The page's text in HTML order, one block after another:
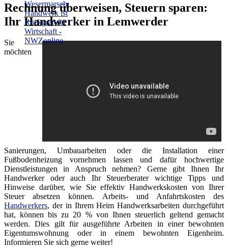
Rechnung überweisen, Steuern sparen:
Ihr Handwerker in Lemwerder
Sie
möchten
Sanierungen, Umbauarbeiten oder die Installation einer
Fußbodenheizung vornehmen lassen und dafür hochwertige
Dienstleistungen in Anspruch nehmen? Gerne gibt Ihnen Ihr
Handwerker oder auch Ihr Steuerberater wichtige Tipps und
Hinweise darüber, wie Sie effektiv Handwerkskosten von Ihrer
Steuer absetzen können. Arbeits- und Anfahrtskosten des
Handwerkers, der in Ihrem Heim Handwerksarbeiten durchgeführt
hat, können bis zu 20 % von Ihnen steuerlich geltend gemacht
werden. Dies gilt für ausgeführte Arbeiten in einer bewohnten
Eigentumswohnung oder in einem bewohnten Eigenheim.
Informieren Sie sich gerne weiter!